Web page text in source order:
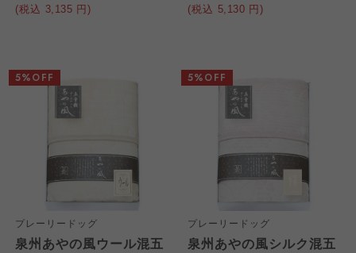
(税込 3,135 円)
(税込 5,130 円)
プレーリードッグ
泉州あやの風ウール混五
5%OFF
プレーリードッグ
泉州あやの風シルク混五
5%OFF
ご利用約款（ご利用規約・ご利
用規程）について
このサイトは7つの生協から業務委託を受けて、
個人情報保護方針について
このサイトは7つの生協から業務委託を受けて、
かりしている個人情報については、コープ事業
特定商取引法に基づく表記につ
このサイトは7つの生協から業務委託を受けて、